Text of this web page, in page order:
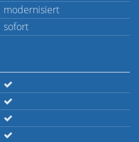
modernisiert
sofort